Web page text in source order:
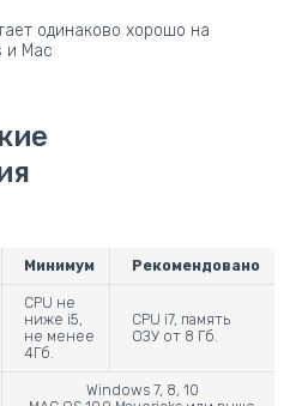
одинаково хорошо на
и Mac
Минимум Рекомендовано
CPU не
ниже i5,
не менее
4Гб.
CPU i7, память
ОЗУ от 8 Гб.
Windows 7, 8, 10